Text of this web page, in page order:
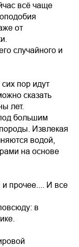
всё чаще
от
случайного и
пор идут
сказать
лет.
большим
Извлекая
водой,
на основе
прочее.... И все
в